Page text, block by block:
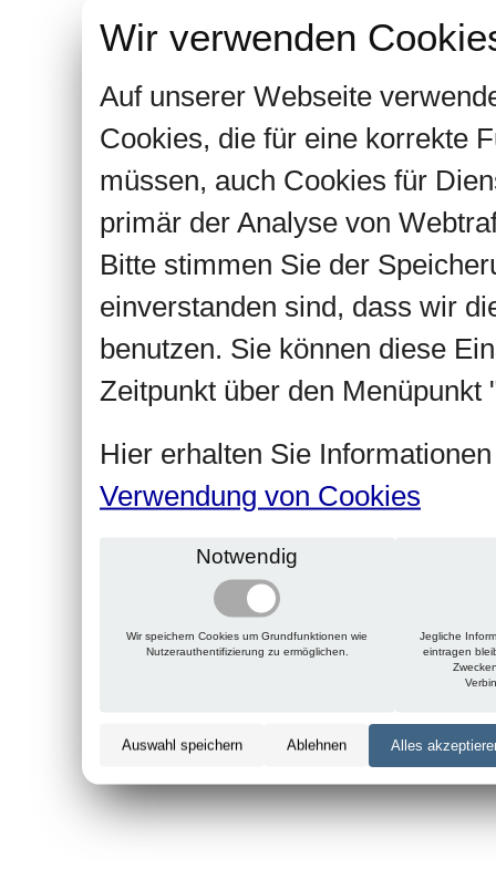
Wir verwenden
Auf unserer Webseite
Cookies, die für eine korrekte
müssen, auch Cookies für
primär der Analyse von
Bitte stimmen Sie der
einverstanden sind, dass wir
benutzen. Sie können diese
Zeitpunkt über den Menüpunkt
Hier erhalten Sie
Verwendung von Cookies
Notwendig
Wir speichern Cookies um Grundfunktionen wie
Nutzerauthentifizierung zu ermöglichen.
Jegliche
eintragen
Auswahl speichern Ablehnen Alles